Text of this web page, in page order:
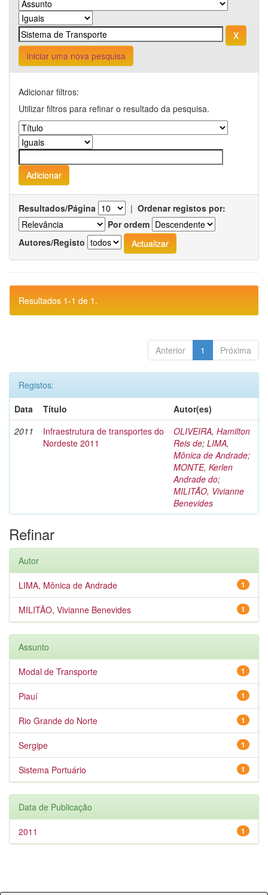
Iniciar uma nova pesquisa
Adicionar filtros:
Utilizar filtros para refinar o resultado da pesquisa.
Resultados/Página | Ordenar registos por:
Por ordem
Autores/Registo
Resultados 1-1 de 1.
Anterior 1 Próxima
Registos:
Data
Título
Autor(es)
2011
Infraestrutura de transportes do
Nordeste 2011
OLIVEIRA, Hamilton
Reis de; LIMA,
Mônica de Andrade;
MONTE, Kerlen
Andrade do;
MILITÃO, Vivianne
Benevides
Refinar
Autor
1
LIMA, Mônica de Andrade
1
MILITÃO, Vivianne Benevides
Assunto
1
Modal de Transporte
1
Piauí
1
Rio Grande do Norte
1
Sergipe
1
Sistema Portuário
Data de Publicação
1
2011